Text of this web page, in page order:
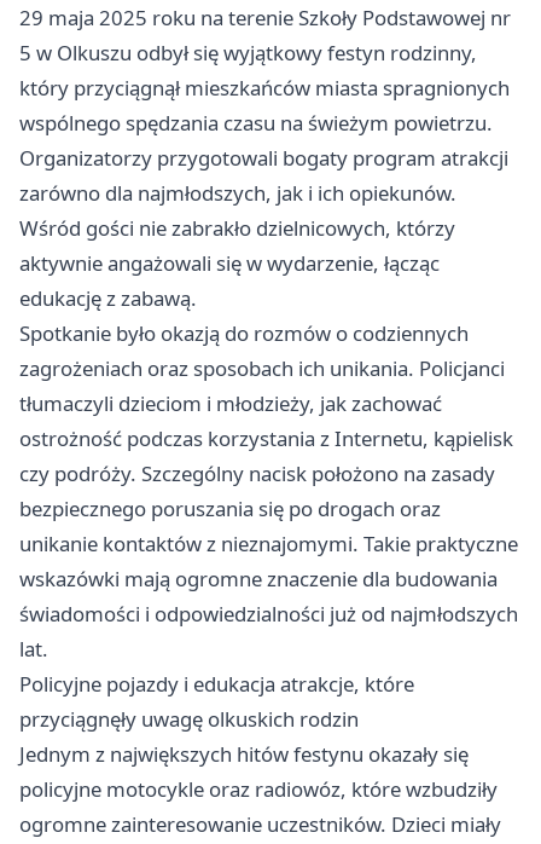
29 maja 2025 roku na terenie Szkoły Podstawowej nr
5 w Olkuszu odbył się wyjątkowy festyn rodzinny,
który przyciągnął mieszkańców miasta spragnionych
wspólnego spędzania czasu na świeżym powietrzu.
Organizatorzy przygotowali bogaty program atrakcji
zarówno dla najmłodszych, jak i ich opiekunów.
Wśród gości nie zabrakło dzielnicowych, którzy
aktywnie angażowali się w wydarzenie, łącząc
edukację z zabawą.
Spotkanie było okazją do rozmów o codziennych
zagrożeniach oraz sposobach ich unikania. Policjanci
tłumaczyli dzieciom i młodzieży, jak zachować
ostrożność podczas korzystania z Internetu, kąpielisk
czy podróży. Szczególny nacisk położono na zasady
bezpiecznego poruszania się po drogach oraz
unikanie kontaktów z nieznajomymi. Takie praktyczne
wskazówki mają ogromne znaczenie dla budowania
świadomości i odpowiedzialności już od najmłodszych
lat.
Policyjne pojazdy i edukacja atrakcje, które
przyciągnęły uwagę olkuskich rodzin
Jednym z największych hitów festynu okazały się
policyjne motocykle oraz radiowóz, które wzbudziły
ogromne zainteresowanie uczestników. Dzieci miały